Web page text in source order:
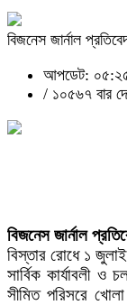
বিজনেস জার্নাল
আপডেট:
/ ১০৫৬৭ বার
বিজনেস জার্নাল
বিস্তার রোধে ১
সার্বিক কার্যাবলী
সীমিত পরিসরে